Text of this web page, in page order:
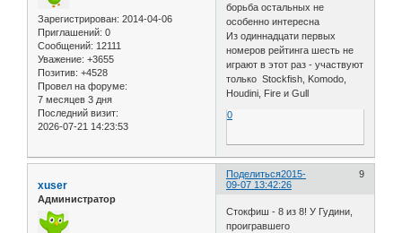
Зарегистрирован: 2014-04-06
Приглашений: 0
Сообщений: 12111
Уважение: +3655
Позитив: +4528
Провел на форуме:
7 месяцев 3 дня
Последний визит:
2026-07-21 14:23:53
борьба остальных не
особенно интересна
Из одиннадцати первых
номеров рейтинга шесть не
играют в этот раз - участвуют
только Stockfish, Komodo,
Houdini, Fire и Gull
0
Поделиться 9
2015-
09-07 13:42:26
xuser
Администратор
Стокфиш - 8 из 8! У Гудини,
проигравшего